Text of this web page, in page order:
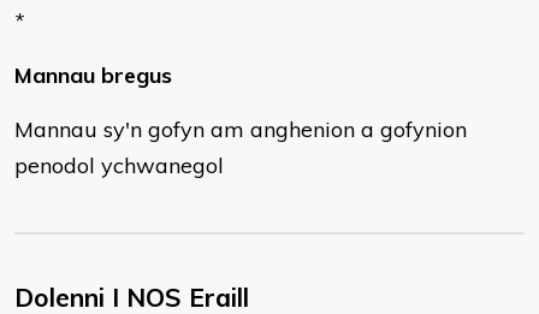
*
Mannau bregus
Mannau sy'n gofyn am anghenion a gofynion
penodol ychwanegol
Dolenni I NOS Eraill